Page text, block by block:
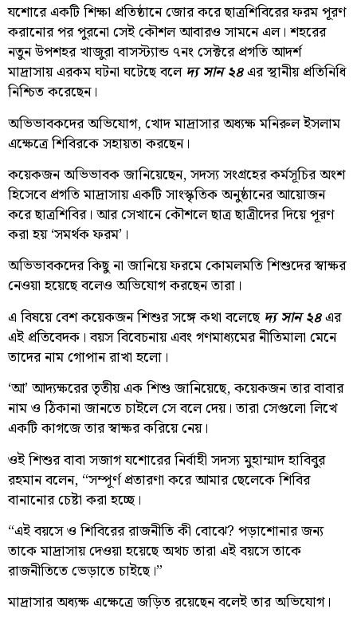
যশোরে একটি শিক্ষা প্রতিষ্ঠানে জোর করে ছাত্রশিবিরের ফরম পূরণ
করানোর পর পুরনো সেই কৌশল আবারও সামনে এল। শহরের
নতুন উপশহর খাজুরা বাসস্ট্যান্ড ৭নং সেক্টরে প্রগতি আদর্শ
মাদ্রাসায় এরকম ঘটনা ঘটেছে বলে দ্য সান ২৪এর স্থানীয় প্রতিনিধি
নিশ্চিত করেছেন।
অভিভাবকদের অভিযোগ, খোদ মাদ্রাসার অধ্যক্ষ মনিরুল ইসলাম
এক্ষেত্রে শিবিরকে সহায়তা করছেন।
কয়েকজন অভিভাবক জানিয়েছেন, সদস্য সংগ্রহের কর্মসূচির অংশ
হিসেবে প্রগতি মাদ্রাসায় একটি সাংস্কৃতিক অনুষ্ঠানের আয়োজন
করে ছাত্রশিবির। আর সেখানে কৌশলে ছাত্র ছাত্রীদের দিয়ে পূরণ
করা হয় ‘সমর্থক ফরম’।
অভিভাবকদের কিছু না জানিয়ে ফরমে কোমলমতি শিশুদের স্বাক্ষর
নেওয়া হয়েছে বলেও অভিযোগ করছেন তারা।
এ বিষয়ে বেশ কয়েকজন শিশুর সঙ্গে কথা বলেছে দ্য সান ২৪এর
এই প্রতিবেদক। বয়স বিবেচনায় এবং গণমাধ্যমের নীতিমালা মেনে
তাদের নাম গোপান রাখা হলো।
‘আ’ আদ্যক্ষরের তৃতীয় এক শিশু জানিয়েছে, কয়েকজন তার বাবার
নাম ও ঠিকানা জানতে চাইলে সে বলে দেয়। তারা সেগুলো লিখে
একটি কাগজে তার স্বাক্ষর করিয়ে নেয়।
ওই শিশুর বাবা সজাগ যশোরের নির্বাহী সদস্য মুহাম্মাদ হাবিবুর
রহমান বলেন, “সম্পূর্ণ প্রতারণা করে আমার ছেলেকে শিবির
বানানোর চেষ্টা করা হচ্ছে।
“এই বয়সে ও শিবিরের রাজনীতি কী বোঝে? পড়াশোনার জন্য
তাকে মাদ্রাসায় দেওয়া হয়েছে অথচ তারা এই বয়সে তাকে
রাজনীতিতে ভেড়াতে চাইছে।”
মাদ্রাসার অধ্যক্ষ এক্ষেত্রে জড়িত রয়েছেন বলেই তার অভিযোগ।